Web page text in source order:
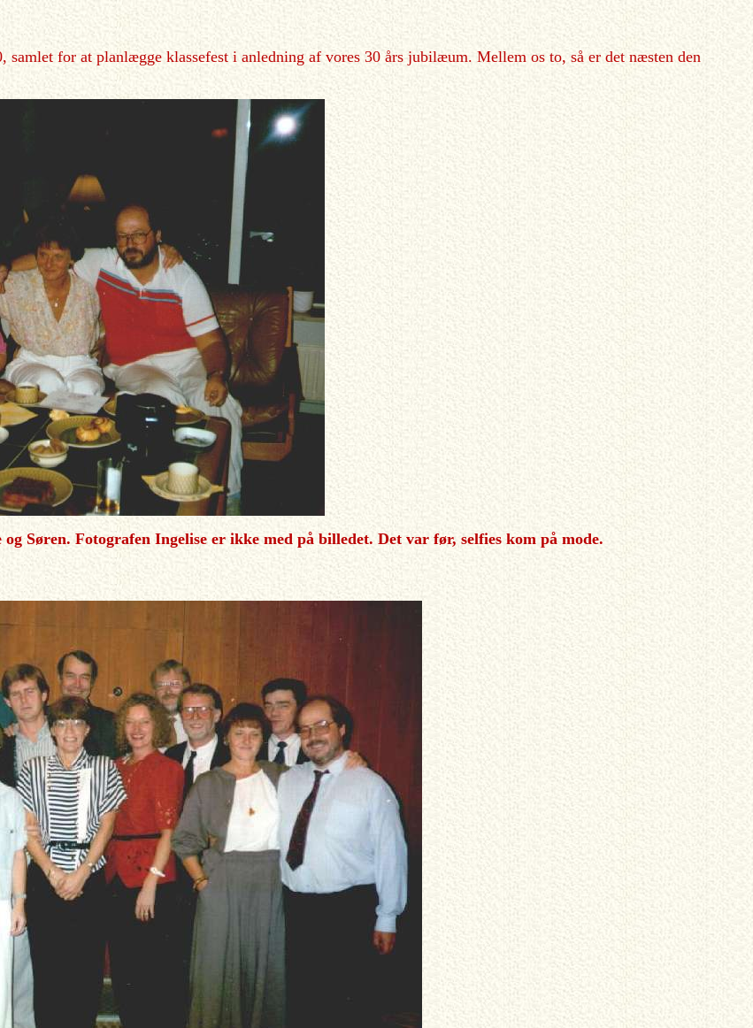
samlet for at planlægge klassefest i anledning af vores 30 års jubilæum. Mellem os to, så er det næsten den
Søren. Fotografen Ingelise er ikke med på billedet. Det var før, selfies kom på mode.